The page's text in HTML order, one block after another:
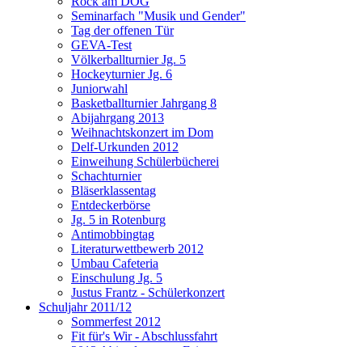
Seminarfach "Musik und Gender"
Tag der offenen Tür
GEVA-Test
Völkerballturnier Jg. 5
Hockeyturnier Jg. 6
Juniorwahl
Basketballturnier Jahrgang 8
Abijahrgang 2013
Weihnachtskonzert im Dom
Delf-Urkunden 2012
Einweihung Schülerbücherei
Schachturnier
Bläserklassentag
Entdeckerbörse
Jg. 5 in Rotenburg
Antimobbingtag
Literaturwettbewerb 2012
Umbau Cafeteria
Einschulung Jg. 5
Justus Frantz - Schülerkonzert
Schuljahr 2011/12
Sommerfest 2012
Fit für's Wir - Abschlussfahrt